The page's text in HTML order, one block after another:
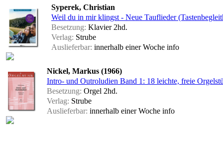
Syperek, Christian
Weil du in mir klingst - Neue Tauflieder
Besetzung: Klavier 2hd.
Verlag: Strube
Auslieferbar: innerhalb einer Woche info
Nickel, Markus (1966)
Intro- und Outroludien Band 1: 18 leichte, freie
Besetzung: Orgel 2hd.
Verlag: Strube
Auslieferbar: innerhalb einer Woche info